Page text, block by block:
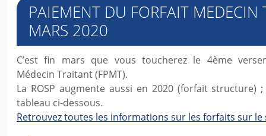
PAIEMENT DU FORFAIT MEDECIN
MARS 2020
C’est fin mars que vous toucherez le 4ème
Médecin Traitant (FPMT).
La ROSP augmente aussi en 2020 (forfait structure)
tableau ci-dessous.
Retrouvez toutes les informations sur les forfaits sur le